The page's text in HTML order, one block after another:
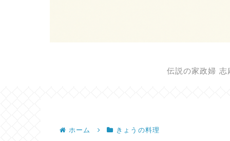
伝説の家政婦 志
ホーム きょうの料理